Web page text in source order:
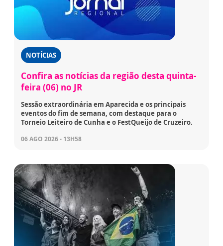
NOTÍCIAS
Confira as notícias da região desta quinta-
feira (06) no JR
Sessão extraordinária em Aparecida e os principais
eventos do fim de semana, com destaque para o
Torneio Leiteiro de Cunha e o FestQueijo de Cruzeiro.
06 AGO 2026 - 13H58